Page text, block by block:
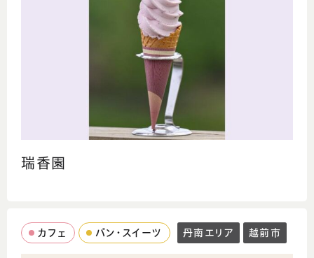
瑞香園
カフェ パン・スイーツ 丹南エリア 越前市